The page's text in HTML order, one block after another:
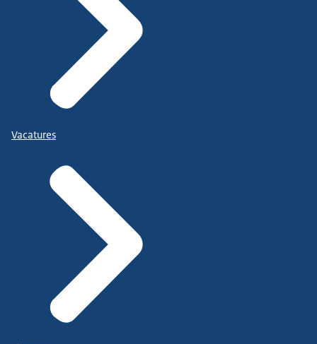
Vacatures